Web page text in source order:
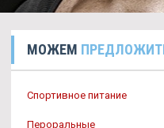
МОЖЕМ
Спортивное питание
Пероральные